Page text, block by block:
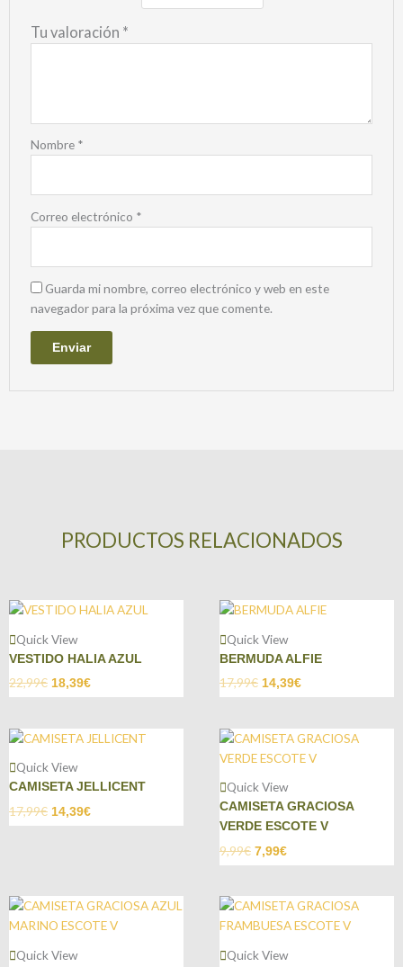
Tu valoración *
Nombre *
Correo electrónico *
Guarda mi nombre, correo electrónico y web en este
navegador para la próxima vez que comente.
PRODUCTOS RELACIONADOS
Quick View
VESTIDO HALIA AZUL
22,99€ 18,39€
Quick View
BERMUDA ALFIE
17,99€ 14,39€
Quick View
CAMISETA JELLICENT
17,99€ 14,39€
Quick View
CAMISETA GRACIOSA
VERDE ESCOTE V
9,99€ 7,99€
Quick View Quick View